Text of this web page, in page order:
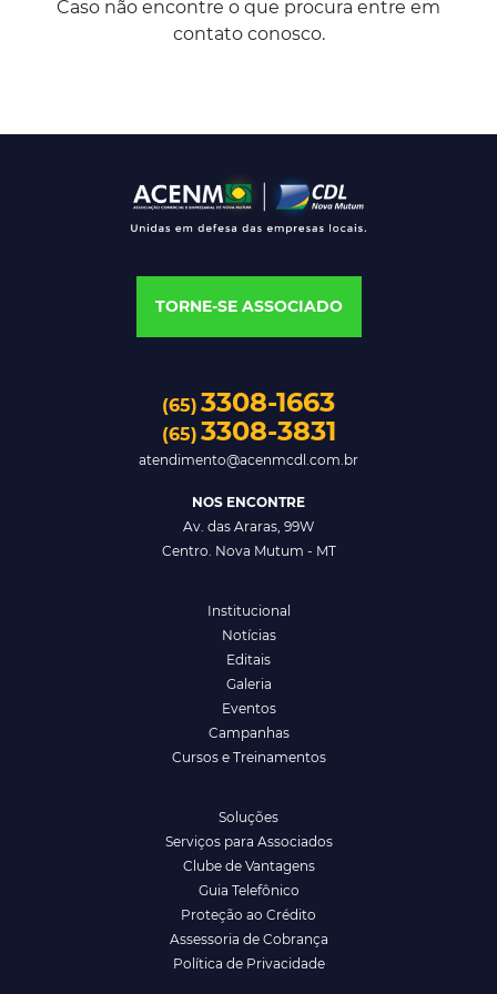
Caso não encontre o que procura entre em
contato conosco.
TORNE-SE ASSOCIADO
(65) 3308-1663
(65) 3308-3831
atendimento@acenmcdl.com.br
NOS ENCONTRE
Av. das Araras, 99W
Centro. Nova Mutum - MT
Institucional
Notícias
Editais
Galeria
Eventos
Campanhas
Cursos e Treinamentos
Soluções
Serviços para Associados
Clube de Vantagens
Guia Telefônico
Proteção ao Crédito
Assessoria de Cobrança
Política de Privacidade